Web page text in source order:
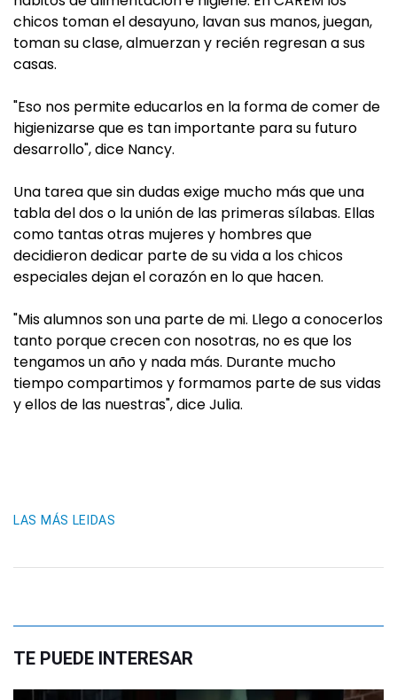
chicos toman el desayuno, lavan sus manos, juegan,
toman su clase, almuerzan y recién regresan a sus
casas.
"Eso nos permite educarlos en la forma de comer de
higienizarse que es tan importante para su futuro
desarrollo", dice Nancy.
Una tarea que sin dudas exige mucho más que una
tabla del dos o la unión de las primeras sílabas. Ellas
como tantas otras mujeres y hombres que
decidieron dedicar parte de su vida a los chicos
especiales dejan el corazón en lo que hacen.
"Mis alumnos son una parte de mi. Llego a conocerlos
tanto porque crecen con nosotras, no es que los
tengamos un año y nada más. Durante mucho
tiempo compartimos y formamos parte de sus vidas
y ellos de las nuestras", dice Julia.
LAS MÁS LEIDAS
TE PUEDE INTERESAR